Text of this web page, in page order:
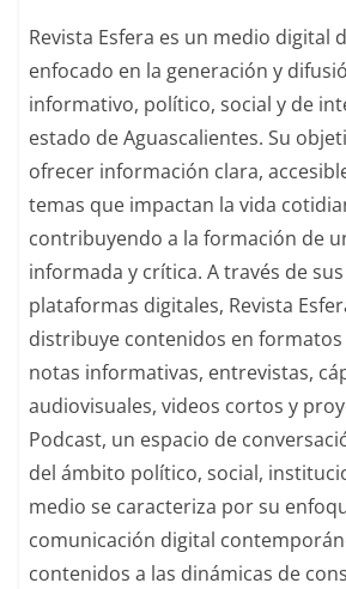
Revista Esfera es un medio digital
enfocado en la generación y
informativo, político, social y de
estado de Aguascalientes. Su
ofrecer información clara,
temas que impactan la vida
contribuyendo a la formación de
informada y crítica. A través de
plataformas digitales, Revista
distribuye contenidos en
notas informativas, entrevistas,
audiovisuales, videos cortos y
Podcast, un espacio de
del ámbito político, social,
medio se caracteriza por su
comunicación digital
contenidos a las dinámicas de